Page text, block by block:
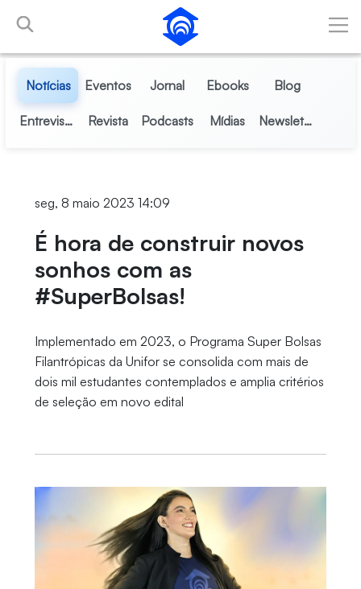
Pular para o Conteúdo principal
Notícias Eventos Jornal Ebooks Blog
Entrevistas Revista Podcasts Mídias Newsletter
seg, 8 maio 2023 14:09
É hora de construir novos
sonhos com as
#SuperBolsas!
Implementado em 2023, o Programa Super Bolsas
Filantrópicas da Unifor se consolida com mais de
dois mil estudantes contemplados e amplia critérios
de seleção em novo edital